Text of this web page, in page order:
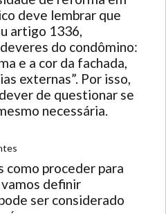
deve lembrar que
artigo 1336,
do condômino:
e a cor da fachada,
externas”. Por isso,
de questionar se
necessária.
como proceder para
definir
ser considerado